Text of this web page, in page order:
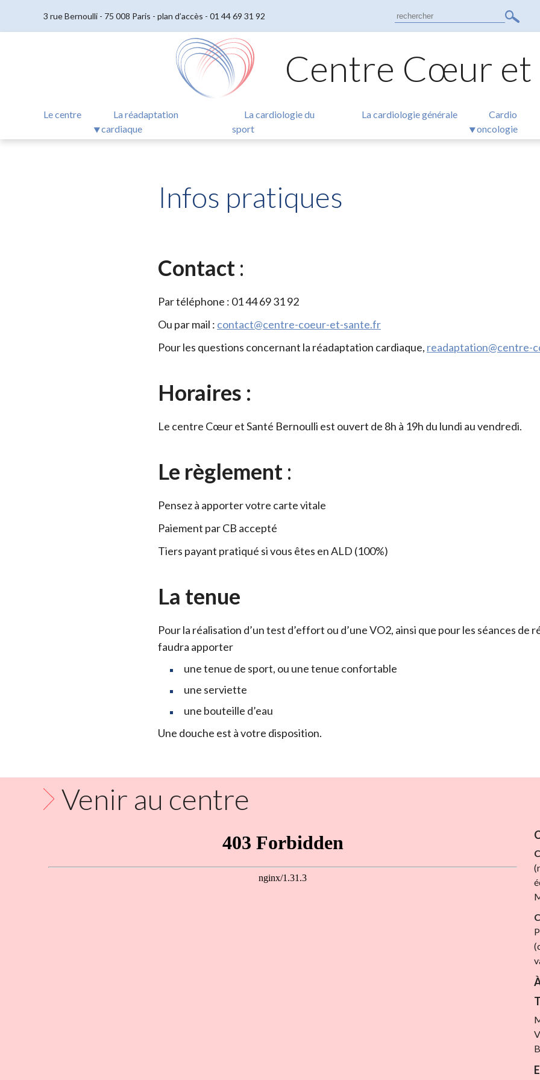
3 rue Bernoulli - 75 008 Paris - plan d’accès - 01 44 69 31 92
Centre Cœur et
Le centre
La réadaptation
cardiaque
La cardiologie du
sport
La cardiologie générale
Cardio
oncologie
Infos pratiques
Contact :
Par téléphone : 01 44 69 31 92
Ou par mail : contact@centre-coeur-et-sante.fr
Pour les questions concernant la réadaptation cardiaque, readaptation@centre-
Horaires :
Le centre Cœur et Santé Bernoulli est ouvert de 8h à 19h du lundi au vendredi.
Le règlement :
Pensez à apporter votre carte vitale
Paiement par CB accepté
Tiers payant pratiqué si vous êtes en ALD (100%)
La tenue
Pour la réalisation d’un test d’effort ou d’une VO2, ainsi que pour les séances de
faudra apporter
une tenue de sport, ou une tenue confortable
une serviette
une bouteille d’eau
Une douche est à votre disposition.
Venir au centre